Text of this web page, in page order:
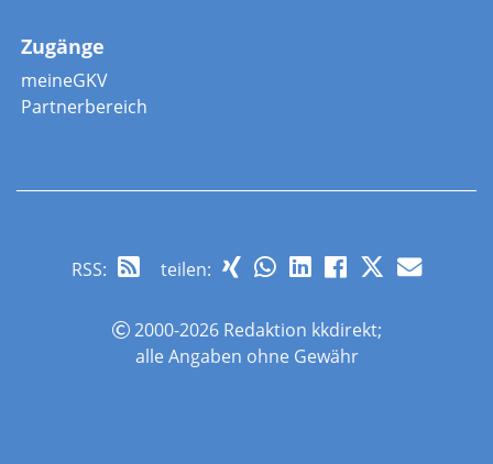
Zugänge
meineGKV
Partnerbereich
RSS: teilen:
2000-2026 Redaktion kkdirekt;
alle Angaben ohne Gewähr